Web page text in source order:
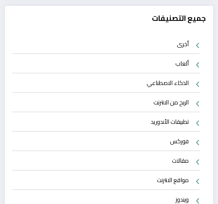
جميع التصنيفات
أخرى
ألعاب
الذكاء الاصطناعي
الربح من الانترنت
تطبيقات الأندوريد
فوركس
مقالات
مواقع الانترنت
ويندوز